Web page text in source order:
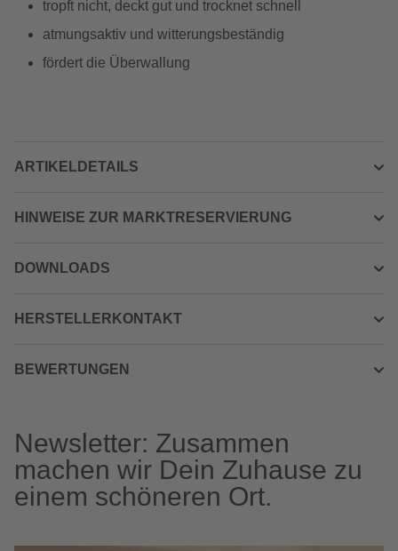
tropft nicht, deckt gut und trocknet schnell
atmungsaktiv und witterungsbeständig
fördert die Überwallung
ARTIKELDETAILS
HINWEISE ZUR MARKTRESERVIERUNG
DOWNLOADS
HERSTELLERKONTAKT
BEWERTUNGEN
Newsletter: Zusammen
machen wir Dein Zuhause zu
einem schöneren Ort.